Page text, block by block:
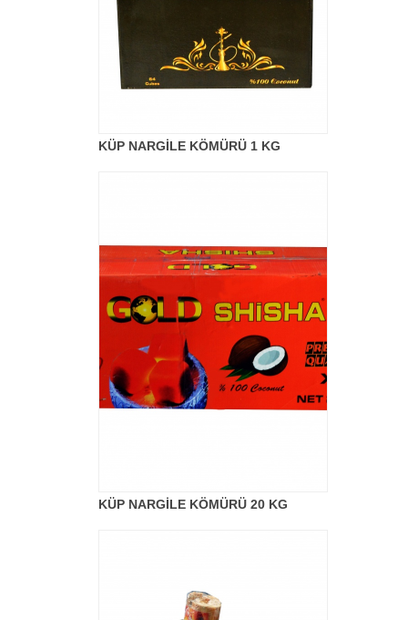
KÜP NARGİLE KÖMÜRÜ 1 KG
KÜP NARGİLE KÖMÜRÜ 20 KG